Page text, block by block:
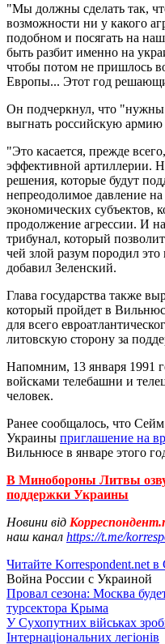
"Мы должны сделать так,
возможности ни у какого
подобном и посягать на
быть разбит именно на
чтобы потом не пришлось
Европы... Этот год
Он подчеркнул, что
выгнать российскую армию
"Это касается, прежде
эффективной артиллерии.
решения, которые будут
непреодолимое давление на
экономических субъектов,
продолжение агрессии. И
трибунал, который
чей злой разум породил
добавил Зеленский.
Глава государства также
который пройдет в
для всего
литовскую сторону за
Напомним, 13 января 1991
войсками телебашни и
человек.
Ранее сообщалось, что
Украины приглашение на
Вильнюсе в январе этого
В Минобороны Литвы
поддержки Украины
Новини від
наш канал https://t.me/
Читайте Korrespondent.net в
Война России с Украиной
Провал сезона: Москва
турсектора Крыма
У Сухопутних військах
Інтернаціональних легіонів